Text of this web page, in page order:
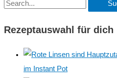
S
c
Rezeptauswahl für dich
im Instant Pot